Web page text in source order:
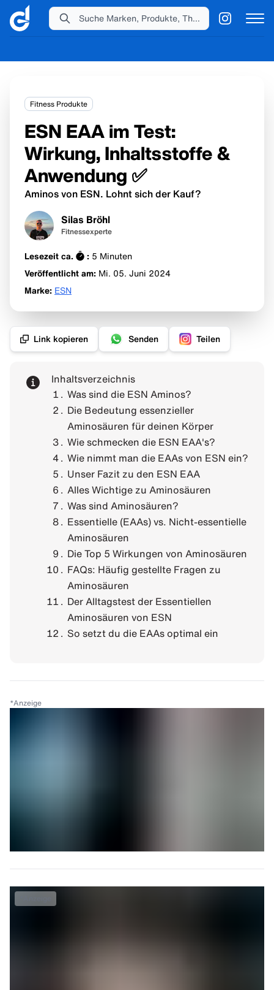
Fitness Produkte
ESN EAA im Test:
Wirkung, Inhaltsstoffe &
Anwendung ✅
Aminos von ESN. Lohnt sich der Kauf?
Silas Bröhl
Fitnessexperte
Lesezeit ca. : 5 Minuten
Veröffentlicht am: Mi. 05. Juni 2024
Marke: ESN
Link kopieren Senden Teilen
Inhaltsverzeichnis
Was sind die ESN Aminos?
Die Bedeutung essenzieller
Aminosäuren für deinen Körper
Wie schmecken die ESN EAA's?
Wie nimmt man die EAAs von ESN ein?
Unser Fazit zu den ESN EAA
Alles Wichtige zu Aminosäuren
Was sind Aminosäuren?
Essentielle (EAAs) vs. Nicht-essentielle
Aminosäuren
Die Top 5 Wirkungen von Aminosäuren
FAQs: Häufig gestellte Fragen zu
Aminosäuren
Der Alltagstest der Essentiellen
Aminosäuren von ESN
So setzt du die EAAs optimal ein
*Anzeige